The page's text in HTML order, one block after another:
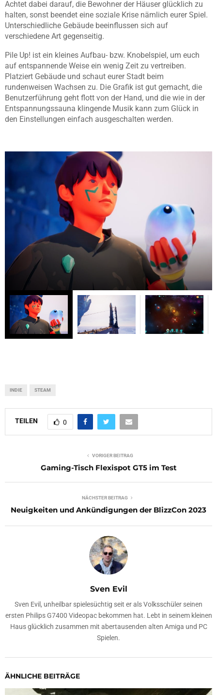
Achtet dabei darauf, die Bewohner der Häuser glücklich zu
halten, sonst beendet eine soziale Krise nämlich eurer Spiel.
Unterschiedliche Gebäude beeinflussen sich auf
verschiedene Art gegenseitig.
Pile Up! ist ein kleines Aufbau- bzw. Knobelspiel, um euch
auf entspannende Weise ein wenig Zeit zu vertreiben.
Platziert Gebäude und schaut eurer Stadt beim
rundenweisen Wachsen zu. Die Grafik ist gut gemacht, die
Benutzerführung geht flott von der Hand, und die wie in der
Entspannungssauna klingende Musik kann zum Glück in
den Einstellungen einfach ausgeschalten werden.
INDIE STEAM
TEILEN 0
VORIGER BEITRAG
Gaming-Tisch Flexispot GT5 im Test
NÄCHSTER BEITRAG
Neuigkeiten und Ankündigungen der BlizzCon 2023
Sven Evil
Sven Evil, unheilbar spielesüchtig seit er als Volksschüler seinen
ersten Philips G7400 Videopac bekommen hat. Lebt in seinem kleinen
Haus glücklich zusammen mit abertausenden alten Amiga und PC
Spielen.
ÄHNLICHE BEITRÄGE